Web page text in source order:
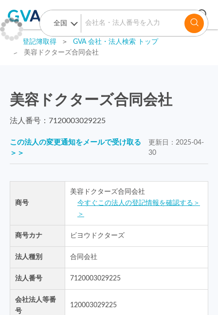
GVA 登記簿取得 ＞
GVA 会社・法人検索 トップ
＞
美容ドクターズ合同会社
美容ドクターズ合同会社
法人番号： 7120003029225
この法人の変更通知をメールで受け取る
＞＞
更新日： 2025-04-
30
商号
美容ドクターズ合同会社
今すぐこの法人の登記情報を確認する＞
＞
商号カナ ビヨウドクターズ
法人種別 合同会社
法人番号 7120003029225
会社法人等番
号
120003029225